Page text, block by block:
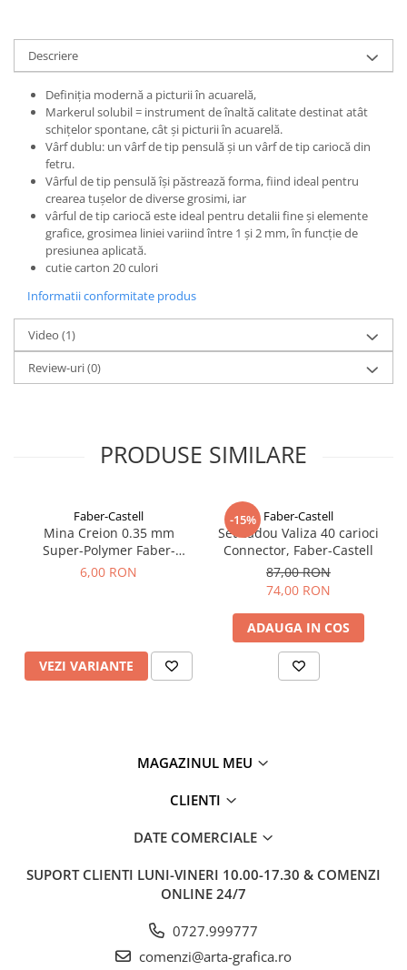
Precision
Descriere
Definiția modernă a picturii în acuarelă,
Markerul solubil = instrument de înaltă calitate destinat atât
schițelor spontane, cât și picturii în acuarelă.
Vârf dublu: un vârf de tip pensulă și un vârf de tip cariocă din
fetru.
Vârful de tip pensulă își păstrează forma, fiind ideal pentru
crearea tușelor de diverse grosimi, iar
vârful de tip cariocă este ideal pentru detalii fine și elemente
grafice, grosimea liniei variind între 1 și 2 mm, în funcție de
presiunea aplicată.
cutie carton 20 culori
Informatii conformitate produs
Video (1)
Review-uri(0)
PRODUSE SIMILARE
Faber-Castell
Mina Creion 0.35 mm
Super-Polymer Faber-
Castell
6,00 RON
VEZI VARIANTE
-15% Faber-Castell
Set cadou Valiza 40 carioci
Connector, Faber-Castell
87,00 RON
74,00 RON
ADAUGA IN COS
MAGAZINUL MEU
CLIENTI
DATE COMERCIALE
SUPORT CLIENTI LUNI-VINERI 10.00-17.30 & COMENZI
ONLINE 24/7
0727.999777
comenzi@arta-grafica.ro